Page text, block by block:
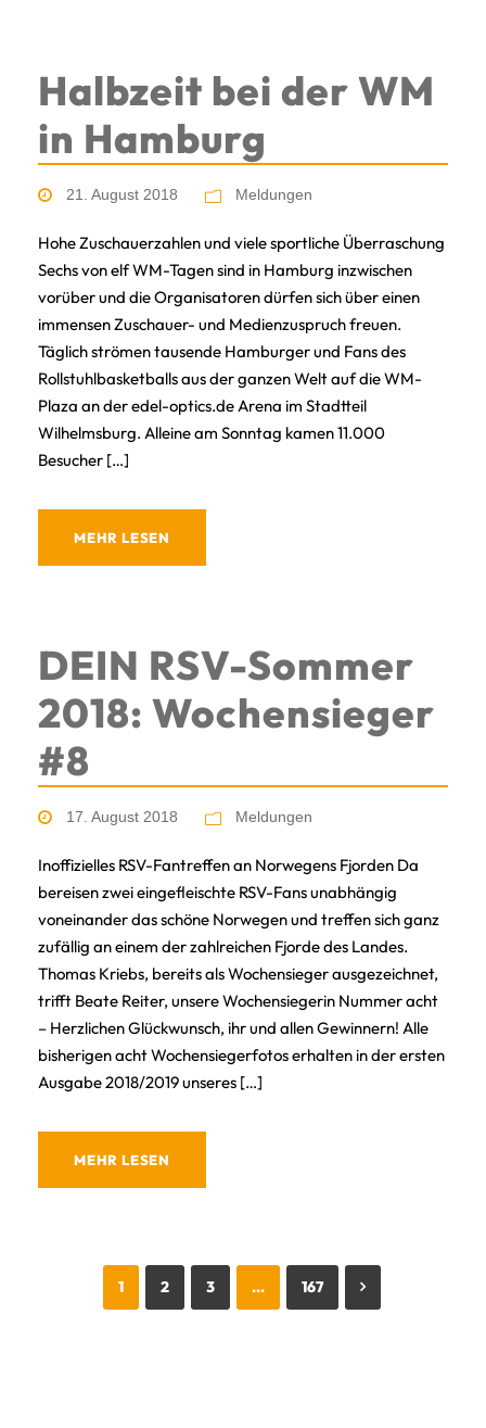
Halbzeit bei der WM
in Hamburg
21. August 2018 Meldungen
Hohe Zuschauerzahlen und viele sportliche Überraschung
Sechs von elf WM-Tagen sind in Hamburg inzwischen
vorüber und die Organisatoren dürfen sich über einen
immensen Zuschauer- und Medienzuspruch freuen.
Täglich strömen tausende Hamburger und Fans des
Rollstuhlbasketballs aus der ganzen Welt auf die WM-
Plaza an der edel-optics.de Arena im Stadtteil
Wilhelmsburg. Alleine am Sonntag kamen 11.000
Besucher […]
MEHR LESEN
DEIN RSV-Sommer
2018: Wochensieger
#8
17. August 2018 Meldungen
Inoffizielles RSV-Fantreffen an Norwegens Fjorden Da
bereisen zwei eingefleischte RSV-Fans unabhängig
voneinander das schöne Norwegen und treffen sich ganz
zufällig an einem der zahlreichen Fjorde des Landes.
Thomas Kriebs, bereits als Wochensieger ausgezeichnet,
trifft Beate Reiter, unsere Wochensiegerin Nummer acht
– Herzlichen Glückwunsch, ihr und allen Gewinnern! Alle
bisherigen acht Wochensiegerfotos erhalten in der ersten
Ausgabe 2018/2019 unseres […]
MEHR LESEN
1 2 3 … 167